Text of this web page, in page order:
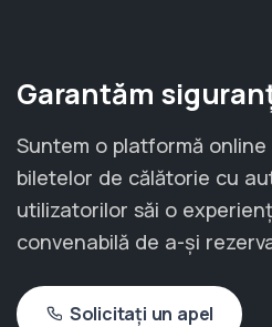
Garantăm
Suntem o platformă
biletelor de călătorie cu
utilizatorilor săi o
convenabilă de a-și
Solicitați un apel